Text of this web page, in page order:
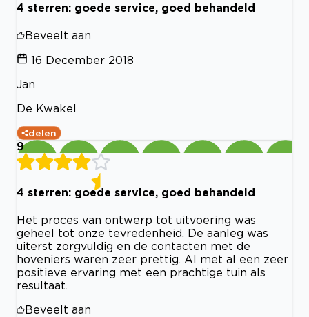
4 sterren: goede service, goed behandeld
Beveelt aan
16 December 2018
Jan
De Kwakel
delen
9
4 sterren: goede service, goed behandeld
Het proces van ontwerp tot uitvoering was
geheel tot onze tevredenheid. De aanleg was
uiterst zorgvuldig en de contacten met de
hoveniers waren zeer prettig. Al met al een zeer
positieve ervaring met een prachtige tuin als
resultaat.
Beveelt aan